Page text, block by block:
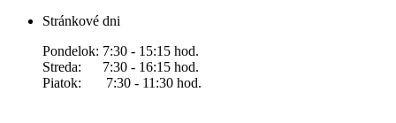
Stránkové dni
Pondelok: 7:30 - 15:15 hod.
Streda: 7:30 - 16:15 hod.
Piatok: 7:30 - 11:30 hod.